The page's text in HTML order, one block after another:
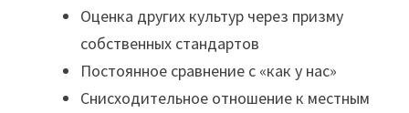
Оценка других культур через призму
собственных стандартов
Постоянное сравнение с «как у нас»
Снисходительное отношение к местным